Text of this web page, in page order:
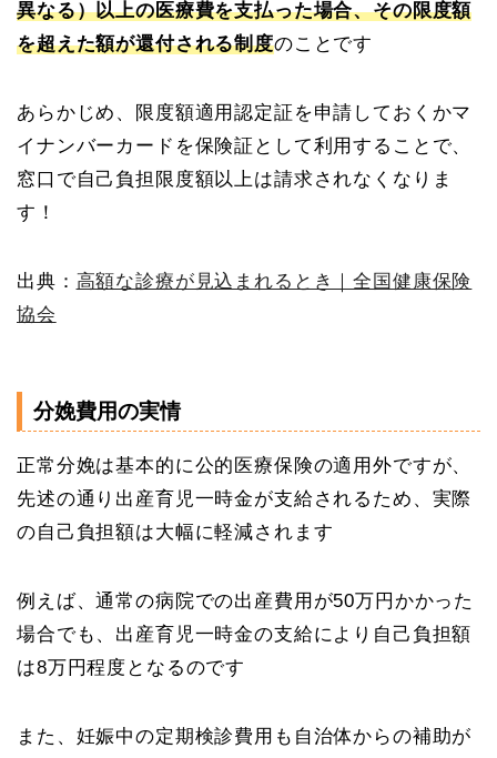
異なる）以上の医療費を支払った場合、その限度額
を超えた額が還付される制度のことです
あらかじめ、限度額適用認定証を申請しておくかマ
イナンバーカードを保険証として利用することで、
窓口で自己負担限度額以上は請求されなくなりま
す！
出典： 高額な診療が見込まれるとき｜全国健康保険
協会
分娩費用の実情
正常分娩は基本的に公的医療保険の適用外ですが、
先述の通り出産育児一時金が支給されるため、実際
の自己負担額は大幅に軽減されます
例えば、通常の病院での出産費用が50万円かかった
場合でも、出産育児一時金の支給により自己負担額
は8万円程度となるのです
また、妊娠中の定期検診費用も自治体からの補助が